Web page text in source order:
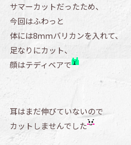
サマーカットだったため、
今回はふわっと
体には8ｍｍバリカンを入れて、
足なりにカット、
顔はテディベアで
耳はまだ伸びていないので
カットしませんでした